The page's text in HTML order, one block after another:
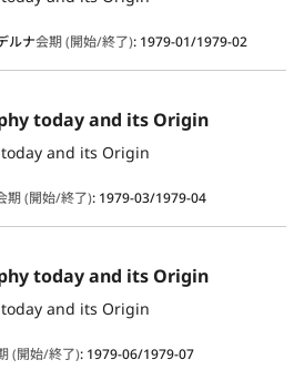
ルナ会期 (開始/終了): 1979-01/1979-02
today and its Origin
and its Origin
期 (開始/終了): 1979-03/1979-04
today and its Origin
and its Origin
(開始/終了): 1979-06/1979-07